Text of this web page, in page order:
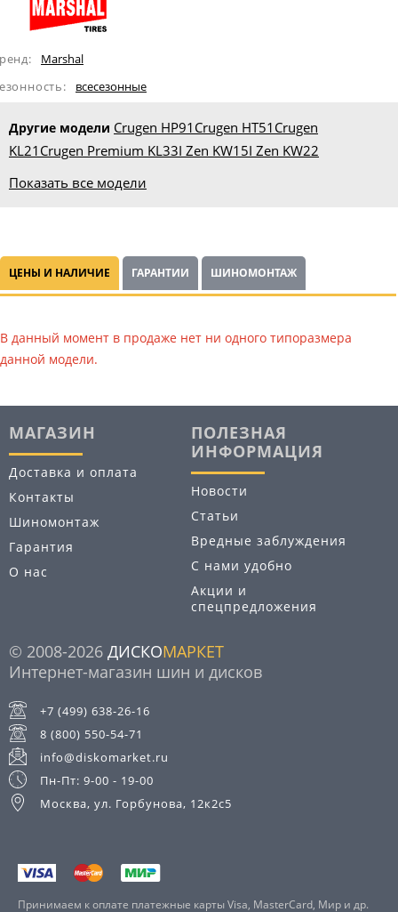
Marshal
всесезонные
Другие модели Crugen HP91 Crugen HT51 Crugen
KL21 Crugen Premium KL33I Zen KW15I Zen KW22
Показать все модели
ЦЕНЫ И НАЛИЧИЕ ГАРАНТИИ ШИНОМОНТАЖ
В данный момент в продаже нет ни одного типоразмера
данной модели.
МАГАЗИН
Доставка и оплата
Контакты
Шиномонтаж
Гарантия
О нас
ПОЛЕЗНАЯ
ИНФОРМАЦИЯ
Новости
Статьи
Вредные заблуждения
С нами удобно
Акции и
спецпредложения
© 2008-2026 ДИСКОМАРКЕТ
Интернет-магазин шин и дисков
+7 (499) 638-26-16
8 (800) 550-54-71
info@diskomarket.ru
Пн-Пт: 9-00 - 19-00
Москва, ул. Горбунова, 12к2с5
Принимаем к оплате платежные карты Visa, MasterCard, Мир и др.